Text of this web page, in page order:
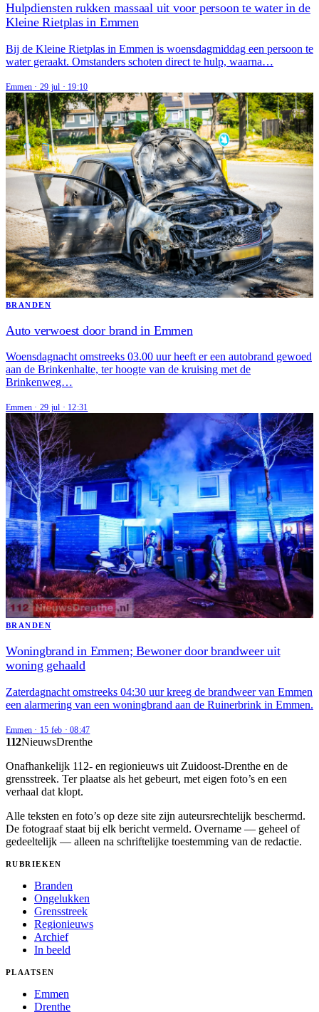
Hulpdiensten rukken massaal uit voor persoon te water in de
Kleine Rietplas in Emmen
Bij de Kleine Rietplas in Emmen is woensdagmiddag een persoon te
water geraakt. Omstanders schoten direct te hulp, waarna…
Emmen · 29 jul · 19:10
BRANDEN
Auto verwoest door brand in Emmen
Woensdagnacht omstreeks 03.00 uur heeft er een autobrand gewoed
aan de Brinkenhalte, ter hoogte van de kruising met de
Brinkenweg…
Emmen · 29 jul · 12:31
BRANDEN
Woningbrand in Emmen; Bewoner door brandweer uit
woning gehaald
Zaterdagnacht omstreeks 04:30 uur kreeg de brandweer van Emmen
een alarmering van een woningbrand aan de Ruinerbrink in Emmen.
Emmen · 15 feb · 08:47
112NieuwsDrenthe
Onafhankelijk 112- en regionieuws uit Zuidoost-Drenthe en de
grensstreek. Ter plaatse als het gebeurt, met eigen foto’s en een
verhaal dat klopt.
Alle teksten en foto’s op deze site zijn auteursrechtelijk beschermd.
De fotograaf staat bij elk bericht vermeld. Overname — geheel of
gedeeltelijk — alleen na schriftelijke toestemming van de redactie.
RUBRIEKEN
Branden
Ongelukken
Grensstreek
Regionieuws
Archief
In beeld
PLAATSEN
Emmen
Drenthe